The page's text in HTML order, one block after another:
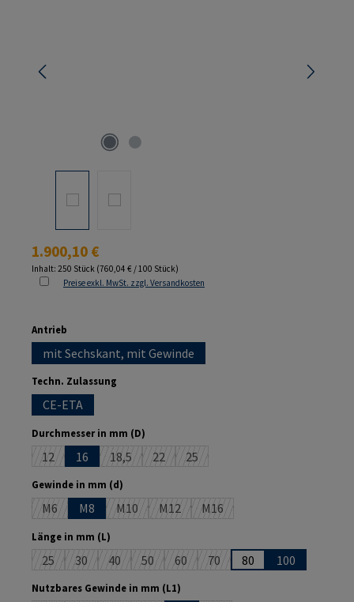
Regulärer Preis:
1.900,10 €
Inhalt: 250 Stück (760,04 € / 100 Stück)
Preise exkl. MwSt. zzgl. Versandkosten
Antrieb
mit Sechskant, mit Gewinde
Techn. Zulassung
CE-ETA
Durchmesser in mm (D)
12(Diese Option ist zurzeit nicht verfügbar.)
16 18,5(Diese Option ist zurzeit nicht verfügbar.)
22(Diese Option ist zurzeit nicht verfügbar.)
25(Diese Option ist zurzeit nicht
Gewinde in mm (d)
M6(Diese Option ist zurzeit nicht verfügbar.)
M8 M10(Diese Option ist zurzeit nicht verfügbar.)
M12(Diese Option ist zurzeit nicht
M16(Diese Option ist zurzeit
Länge in mm (L)
25(Diese Option ist zurzeit nicht verfügbar.)
30(Diese Option ist zurzeit nicht verfügbar.)
40(Diese Option ist zurzeit nicht verfügbar.)
50(Diese Option ist zurzeit nicht verfügbar.)
60(Diese Option ist zurzeit nicht
70(Diese Option ist zurzeit
80 100
Nutzbares Gewinde in mm (L1)